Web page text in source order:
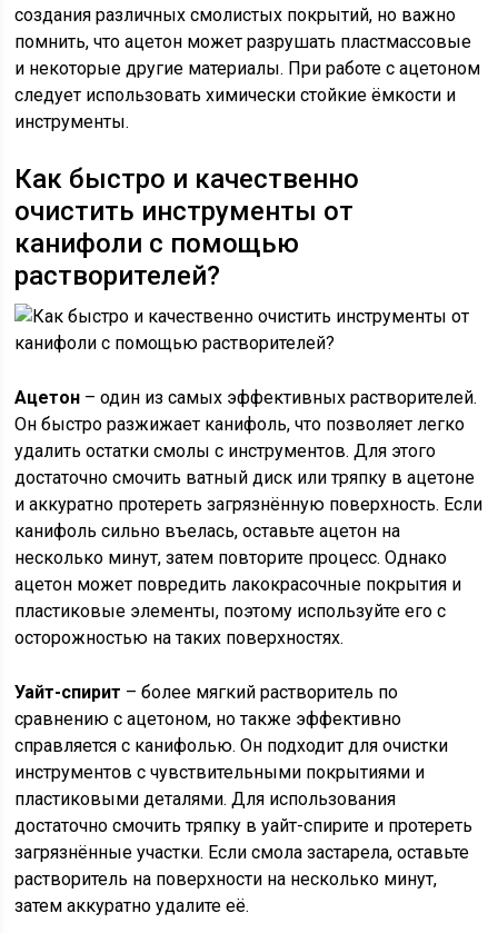
создания различных смолистых покрытий, но важно
помнить, что ацетон может разрушать пластмассовые
и некоторые другие материалы. При работе с ацетоном
следует использовать химически стойкие ёмкости и
инструменты.
Как быстро и качественно
очистить инструменты от
канифоли с помощью
растворителей?
Ацетон – один из самых эффективных растворителей.
Он быстро разжижает канифоль, что позволяет легко
удалить остатки смолы с инструментов. Для этого
достаточно смочить ватный диск или тряпку в ацетоне
и аккуратно протереть загрязнённую поверхность. Если
канифоль сильно въелась, оставьте ацетон на
несколько минут, затем повторите процесс. Однако
ацетон может повредить лакокрасочные покрытия и
пластиковые элементы, поэтому используйте его с
осторожностью на таких поверхностях.
Уайт-спирит – более мягкий растворитель по
сравнению с ацетоном, но также эффективно
справляется с канифолью. Он подходит для очистки
инструментов с чувствительными покрытиями и
пластиковыми деталями. Для использования
достаточно смочить тряпку в уайт-спирите и протереть
загрязнённые участки. Если смола застарела, оставьте
растворитель на поверхности на несколько минут,
затем аккуратно удалите её.